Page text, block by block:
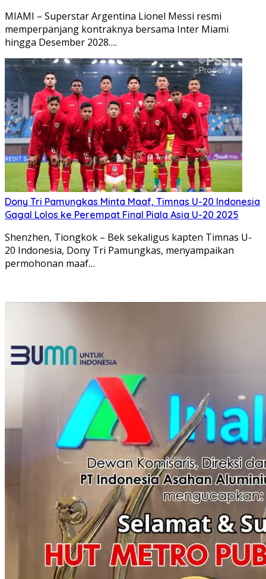
MIAMI – Superstar Argentina Lionel Messi resmi
memperpanjang kontraknya bersama Inter Miami
hingga Desember 2028….
Dony Tri Pamungkas Minta Maaf, Timnas U-20 Indonesia
Gagal Lolos ke Perempat Final Piala Asia U-20 2025
Shenzhen, Tiongkok – Bek sekaligus kapten Timnas U-
20 Indonesia, Dony Tri Pamungkas, menyampaikan
permohonan maaf…